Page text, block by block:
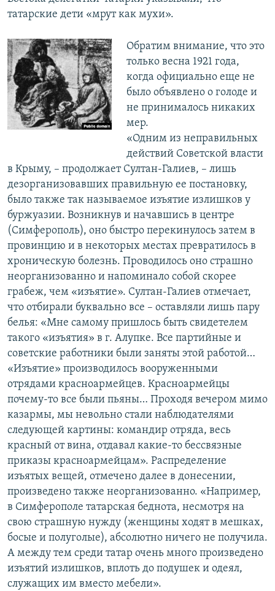
татарские дети «мрут как мухи».
Обратим внимание, что это
только весна 1921 года,
когда официально еще не
было объявлено о голоде и
не принималось никаких
мер.
«Одним из неправильных
действий Советской власти
в Крыму, – продолжает Султан-Галиев, – лишь
дезорганизовавших правильную ее постановку,
было также так называемое изъятие излишков у
буржуазии. Возникнув и начавшись в центре
(Симферополь), оно быстро перекинулось затем в
провинцию и в некоторых местах превратилось в
хроническую болезнь. Проводилось оно страшно
неорганизованно и напоминало собой скорее
грабеж, чем «изъятие». Султан-Галиев отмечает,
что отбирали буквально все – оставляли лишь пару
белья: «Мне самому пришлось быть свидетелем
такого «изъятия» в г. Алупке. Все партийные и
советские работники были заняты этой работой…
«Изъятие» производилось вооруженными
отрядами красноармейцев. Красноармейцы
почему-то все были пьяны… Проходя вечером мимо
казармы, мы невольно стали наблюдателями
следующей картины: командир отряда, весь
красный от вина, отдавал какие-то бессвязные
приказы красноармейцам». Распределение
изъятых вещей, отмечено далее в донесении,
произведено также неорганизованно. «Например,
в Симферополе татарская беднота, несмотря на
свою страшную нужду (женщины ходят в мешках,
босые и полуголые), абсолютно ничего не получила.
А между тем среди татар очень много произведено
изъятий излишков, вплоть до подушек и одеял,
служащих им вместо мебели».